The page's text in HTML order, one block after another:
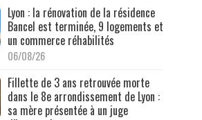
Lyon : la rénovation de la résidence
Bancel est terminée, 9 logements et
un commerce réhabilités
06/08/26
Fillette de 3 ans retrouvée morte
dans le 8e arrondissement de Lyon :
sa mère présentée à un juge